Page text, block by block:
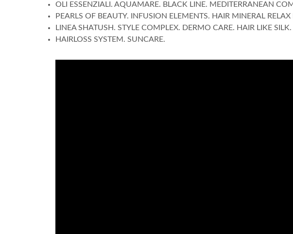
OLI ESSENZIALI. AQUAMARE. BLACK LINE. MEDITERRANEAN
PEARLS OF BEAUTY. INFUSION ELEMENTS. HAIR MINERAL RELAX
LINEA SHATUSH. STYLE COMPLEX. DERMO CARE. HAIR LIKE SILK.
HAIRLOSS SYSTEM. SUNCARE.